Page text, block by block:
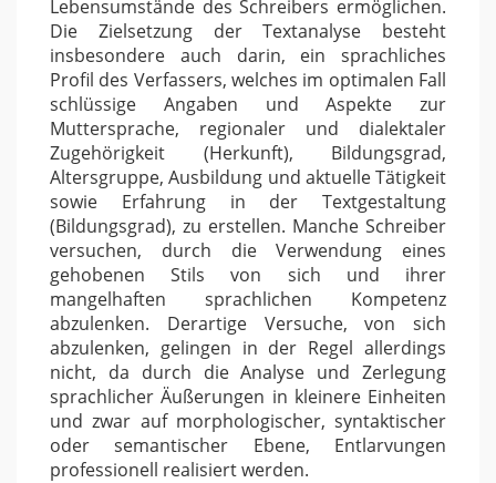
Lebensumstände des Schreibers ermöglichen.
Die Zielsetzung der Textanalyse besteht
insbesondere auch darin, ein sprachliches
Profil des Verfassers, welches im optimalen Fall
schlüssige Angaben und Aspekte zur
Muttersprache, regionaler und dialektaler
Zugehörigkeit (Herkunft), Bildungsgrad,
Altersgruppe, Ausbildung und aktuelle Tätigkeit
sowie Erfahrung in der Textgestaltung
(Bildungsgrad), zu erstellen. Manche Schreiber
versuchen, durch die Verwendung eines
gehobenen Stils von sich und ihrer
mangelhaften sprachlichen Kompetenz
abzulenken. Derartige Versuche, von sich
abzulenken, gelingen in der Regel allerdings
nicht, da durch die Analyse und Zerlegung
sprachlicher Äußerungen in kleinere Einheiten
und zwar auf morphologischer, syntaktischer
oder semantischer Ebene, Entlarvungen
professionell realisiert werden.